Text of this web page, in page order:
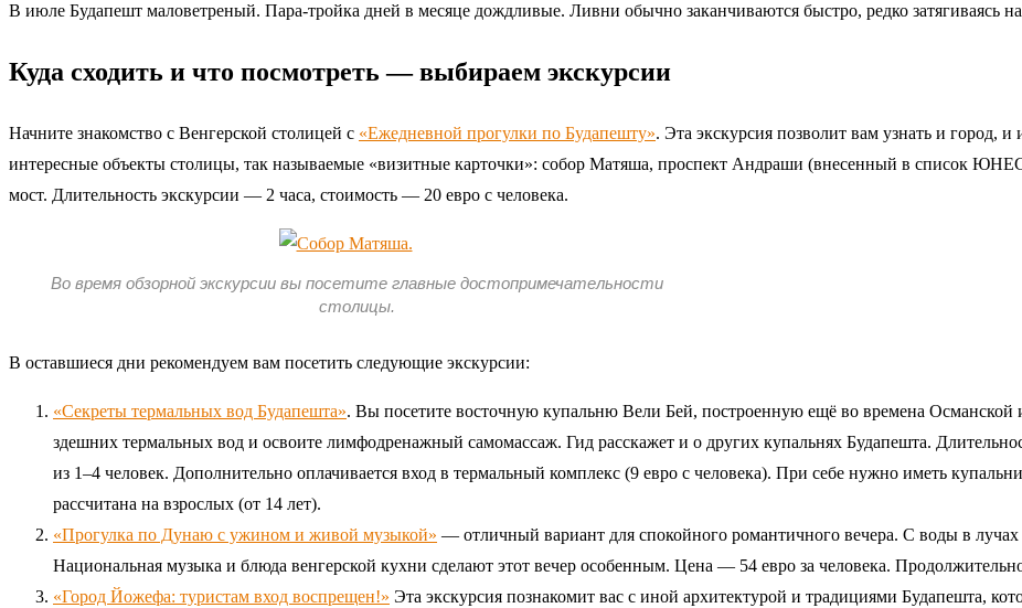
В июле Будапешт маловетреный. Пара-тройка дней в месяце дождливые. Ливни обычно заканчиваются быстро, редко затягиваясь на
Куда сходить и что посмотреть — выбираем экскурсии
Начните знакомство с Венгерской столицей с «Ежедневной прогулки по Будапешту». Эта экскурсия позволит вам узнать и
интересные объекты столицы, так называемые «визитные карточки»: собор Матяша, проспект Андраши (внесенный в список
мост. Длительность экскурсии — 2 часа, стоимость — 20 евро с человека.
Во время обзорной экскурсии вы посетите главные достопримечательности
столицы.
В оставшиеся дни рекомендуем вам посетить следующие экскурсии:
«Секреты термальных вод Будапешта». Вы посетите восточную купальню Вели Бей, построенную ещё во времена Османской
здешних термальных вод и освоите лимфодренажный самомассаж. Гид расскажет и о других купальнях Будапешта.
из 1–4 человек. Дополнительно оплачивается вход в термальный комплекс (9 евро с человека). При себе нужно иметь
рассчитана на взрослых (от 14 лет).
«Прогулка по Дунаю с ужином и живой музыкой» — отличный вариант для спокойного романтичного вечера. С воды в лучах
Национальная музыка и блюда венгерской кухни сделают этот вечер особенным. Цена — 54 евро за человека.
«Город Йожефа: туристам вход воспрещен!» Эта экскурсия познакомит вас с иной архитектурой и традициями Будапешта,